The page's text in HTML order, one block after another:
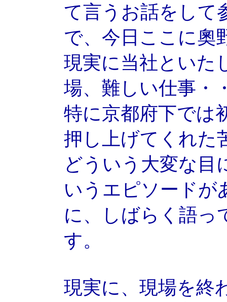
て言うお話をして
で、今日ここに奧
現実に当社といた
場、難しい仕事・
特に京都府下では
押し上げてくれた
どういう大変な目
いうエピソードが
に、しばらく語っ
す。
現実に、現場を終